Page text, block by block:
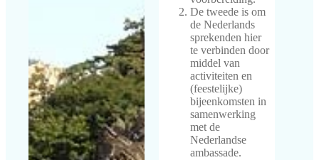
De tweede is om
de Nederlands
sprekenden hier
te verbinden door
middel van
activiteiten en
(feestelijke)
bijeenkomsten in
samenwerking
met de
Nederlandse
ambassade.